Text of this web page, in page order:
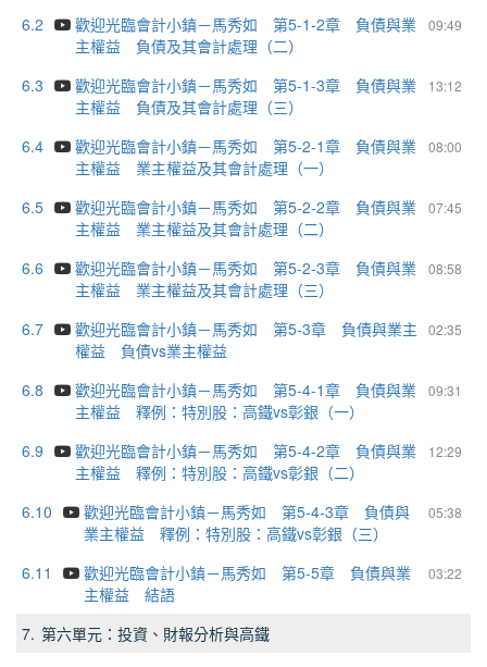
6.2
09:49
歡迎光臨會計小鎮－馬秀如 第5-1-2章 負債與業
主權益 負債及其會計處理（二）
6.3
13:12
歡迎光臨會計小鎮－馬秀如 第5-1-3章 負債與業
主權益 負債及其會計處理（三）
6.4
08:00
歡迎光臨會計小鎮－馬秀如 第5-2-1章 負債與業
主權益 業主權益及其會計處理（一）
6.5
07:45
歡迎光臨會計小鎮－馬秀如 第5-2-2章 負債與業
主權益 業主權益及其會計處理（二）
6.6
08:58
歡迎光臨會計小鎮－馬秀如 第5-2-3章 負債與業
主權益 業主權益及其會計處理（三）
6.7
02:35
歡迎光臨會計小鎮－馬秀如 第5-3章 負債與業主
權益 負債vs業主權益
6.8
09:31
歡迎光臨會計小鎮－馬秀如 第5-4-1章 負債與業
主權益 釋例：特別股：高鐵vs彰銀（一）
6.9
12:29
歡迎光臨會計小鎮－馬秀如 第5-4-2章 負債與業
主權益 釋例：特別股：高鐵vs彰銀（二）
6.10
05:38
歡迎光臨會計小鎮－馬秀如 第5-4-3章 負債與
業主權益 釋例：特別股：高鐵vs彰銀（三）
6.11
03:22
歡迎光臨會計小鎮－馬秀如 第5-5章 負債與業
主權益 結語
7. 第六單元：投資、財報分析與高鐵